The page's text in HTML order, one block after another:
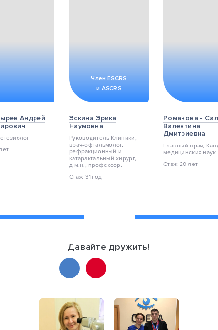
Андрей
Член ESCRS
и ASCRS
Эскина Эрика
Наумовна
Руководитель Клиники,
врач-офтальмолог,
pефракционный и
катарактальный хирург,
д.м.н., профессор.
Стаж 31 год
Романова -
Валентина
Дмитриевна
Главный врач,
медицинских наук
Стаж 20 лет
Давайте дружить!